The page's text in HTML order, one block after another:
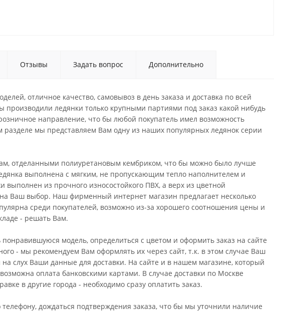
Отзывы Задать вопрос Дополнительно
отличное качество, самовывоз в день заказа и доставка по всей
ледянки только крупными партиями под заказ какой нибудь
направление, что бы любой покупатель имел возможность
мы представляем Вам одну из наших популярных ледянок серии
отделанными полиуретановым кембриком, что бы можно было лучше
выполнена с мягким, не пропускающим тепло наполнителем и
из прочного износостойкого ПВХ, а верх из цветной
Ваш выбор. Наш фирменный интернет магазин предлагает несколько
среди покупателей, возможно из-за хорошего соотношения цены и
- решать Вам.
модель, определиться с цветом и оформить заказ на сайте
- мы рекомендуем Вам оформлять их через сайт, т.к. в этом случае Ваш
слух Ваши данные для доставки. На сайте и в нашем магазине, который
оплата банковскими картами. В случае доставки по Москве
в другие города - необходимо сразу оплатить заказ.
дождаться подтверждения заказа, что бы мы уточнили наличие